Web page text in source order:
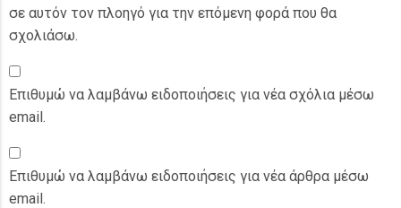
σε αυτόν τον πλοηγό για την επόμενη φορά που θα
σχολιάσω.
Επιθυμώ να λαμβάνω ειδοποιήσεις για νέα σχόλια μέσω
email.
Επιθυμώ να λαμβάνω ειδοποιήσεις για νέα άρθρα μέσω
email.